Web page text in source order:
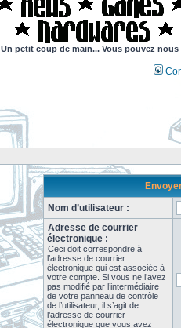
Un petit coup de main... Vous pouvez
Nom d’utilisateur :
Adresse de courrier
électronique :
Ceci doit correspondre à
l’adresse de courrier
électronique qui est associée à
votre compte. Si vous ne l’avez
pas modifié par l’intermédiaire
de votre panneau de contrôle
de l’utilisateur, il s’agit de
l’adresse de courrier
électronique que vous avez